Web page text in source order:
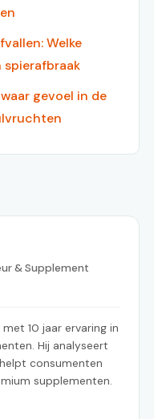
Welke
gevoel in de
& Supplement
10 jaar ervaring in
Hij analyseert
consumenten
supplementen.